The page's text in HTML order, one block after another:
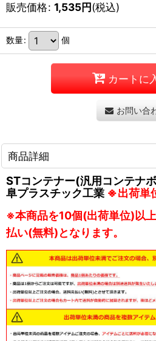
販売価格: 1,535円(税込)
数量: 個
カートに
お問い合
商品詳細
STコンテナー(汎用コンテナ
阜プラスチック工業 ※出荷単
※本商品を10個(出荷単位)以
払い(無料)となります。